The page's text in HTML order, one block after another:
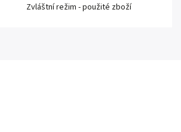
Zvláštní režim - použité zboží